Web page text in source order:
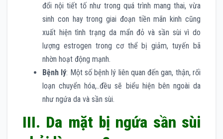
đổi nội tiết tố như trong quá trình mang thai, vừa
sinh con hay trong giai đoạn tiền mãn kinh cũng
xuất hiện tình trạng da mẩn đỏ và sần sùi vì do
lượng estrogen trong cơ thể bị giảm, tuyến bã
nhờn hoạt động mạnh.
Bệnh lý: Một số bệnh lý liên quan đến gan, thận, rối
loạn chuyển hóa,..đều sẽ biểu hiện bên ngoài da
như ngứa da và sần sùi.
III. Da mặt bị ngứa sần sùi